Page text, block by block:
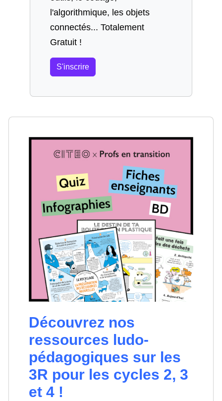
l'algorithmique, les objets
connectés... Totalement
Gratuit !
S'inscrire
Découvrez nos
ressources ludo-
pédagogiques sur les
3R pour les cycles 2, 3
et 4 !